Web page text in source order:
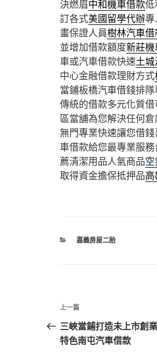
決燃眉中和機車借款低
訂各式美國留學代辦專
畫保證人員樹林汽車借
並增加借款額度新莊
車或汽車借款快速土
中心金融借款理財方式
當鋪板橋汽車借錢排隊
傳統的借款多元化質
區當舖為您解決任何
無門專業快速讓您借錢
車借款給您最專業服務
薦清潔用品人氣商品
取得資金擔保抵押品
分
嘉義房屋二胎
文
章
導
上
一
篇
上一篇
三峽當鋪打造未上市創
特色南屯汽車借款